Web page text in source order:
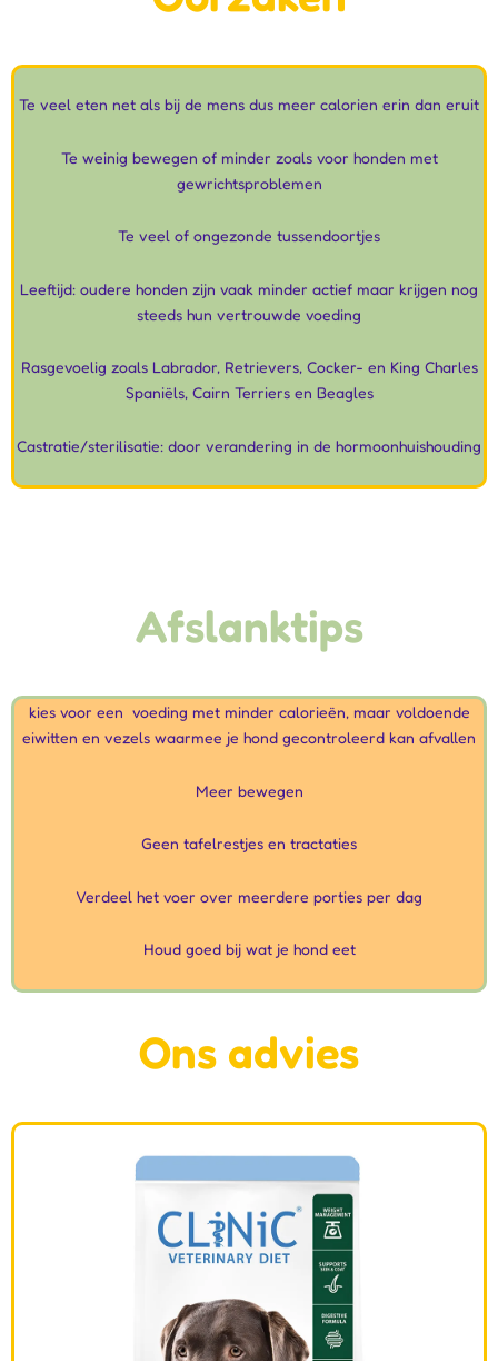
Te veel eten net als bij de mens dus meer calorien erin dan eruit
Te weinig bewegen of minder zoals voor honden met
gewrichtsproblemen
Te veel of ongezonde tussendoortjes
Leeftijd: oudere honden zijn vaak minder actief maar krijgen nog
steeds hun vertrouwde voeding
Rasgevoelig zoals Labrador, Retrievers, Cocker- en King Charles
Spaniëls, Cairn Terriers en Beagles
Castratie/sterilisatie: door verandering in de hormoonhuishouding
Afslanktips
kies voor een voeding met minder calorieën, maar voldoende
eiwitten en vezels waarmee je hond gecontroleerd kan afvallen
Meer bewegen
Geen tafelrestjes en tractaties
Verdeel het voer over meerdere porties per dag
Houd goed bij wat je hond eet
Ons advies